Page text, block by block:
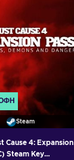
Steam
Cause 4: Expansion
Steam Key